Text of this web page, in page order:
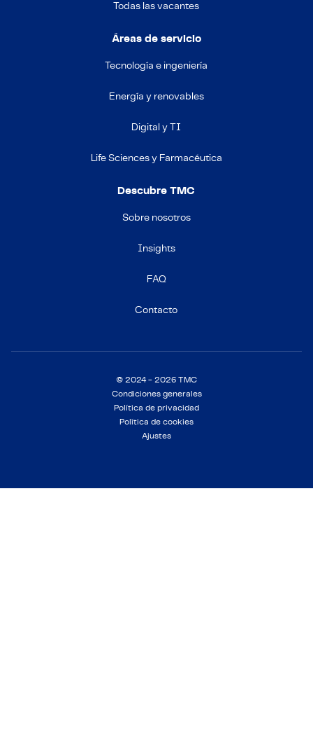
Todas las vacantes
Áreas de servicio
Tecnología e ingeniería
Energía y renovables
Digital y TI
Life Sciences y Farmacéutica
Descubre TMC
Sobre nosotros
Insights
FAQ
Contacto
© 2024 - 2026 TMC
Condiciones generales
Política de privacidad
Política de cookies
Ajustes